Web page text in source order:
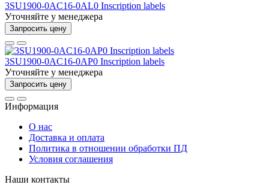
3SU1900-0AC16-0AL0 Inscription labels
Уточняйте у менеджера
Запросить цену
3SU1900-0AC16-0AP0 Inscription labels
Уточняйте у менеджера
Запросить цену
Информация
О нас
Доставка и оплата
Политика в отношении обработки ПД
Условия соглашения
Наши контакты